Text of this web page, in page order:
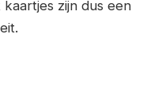
zijn dus een